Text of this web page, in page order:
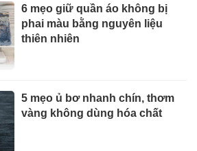
6 mẹo giữ quần áo không bị
phai màu bằng nguyên liệu
thiên nhiên
5 mẹo ủ bơ nhanh chín, thơm
vàng không dùng hóa chất